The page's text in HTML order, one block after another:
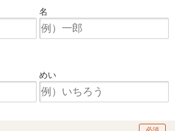
名
めい